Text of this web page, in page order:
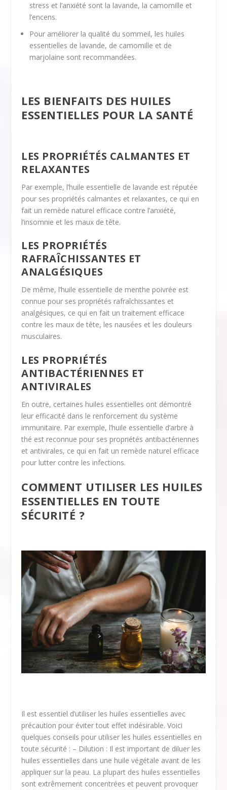
stress et l’anxiété sont la lavande, la camomille et
l’encens.
Pour améliorer la qualité du sommeil, les huiles
essentielles de lavande, de camomille et de
marjolaine sont recommandées.
LES BIENFAITS DES HUILES
ESSENTIELLES POUR LA SANTÉ
LES PROPRIÉTÉS CALMANTES ET
RELAXANTES
Par exemple, l’huile essentielle de lavande est réputée
pour ses propriétés calmantes et relaxantes, ce qui en
fait un remède naturel efficace contre l’anxiété,
l’insomnie et les maux de tête.
LES PROPRIÉTÉS
RAFRAÎCHISSANTES ET
ANALGÉSIQUES
De même, l’huile essentielle de menthe poivrée est
connue pour ses propriétés rafraîchissantes et
analgésiques, ce qui en fait un traitement efficace
contre les maux de tête, les nausées et les douleurs
musculaires.
LES PROPRIÉTÉS
ANTIBACTÉRIENNES ET
ANTIVIRALES
En outre, certaines huiles essentielles ont démontré
leur efficacité dans le renforcement du système
immunitaire. Par exemple, l’huile essentielle d’arbre à
thé est reconnue pour ses propriétés antibactériennes
et antivirales, ce qui en fait un remède naturel efficace
pour lutter contre les infections.
COMMENT UTILISER LES HUILES
ESSENTIELLES EN TOUTE
SÉCURITÉ ?
Il est essentiel d’utiliser les huiles essentielles avec
précaution pour éviter tout effet indésirable. Voici
quelques conseils pour utiliser les huiles essentielles en
toute sécurité : – Dilution : Il est important de diluer les
huiles essentielles dans une huile végétale avant de les
appliquer sur la peau. La plupart des huiles essentielles
sont extrêmement concentrées et peuvent provoquer